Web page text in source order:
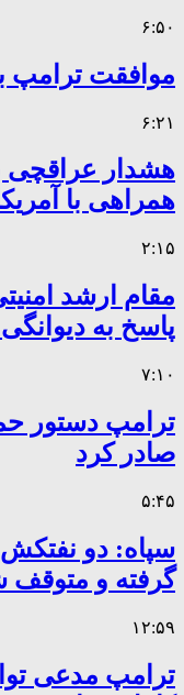
۶:۵۰
موافقت ترامپ
۶:۲۱
هشدار عراقچی
همراهی با
۲:۱۵
مقام ارشد
پاسخ به
۷:۱۰
ترامپ دستور
صادر کرد
۵:۴۵
سپاه: دو
گرفته و متوقف
۱۲:۵۹
ترامپ مدعی